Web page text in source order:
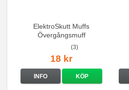
ElektroSkutt Muffs
Övergångsmuff
(3)
18 kr
INFO KÖP